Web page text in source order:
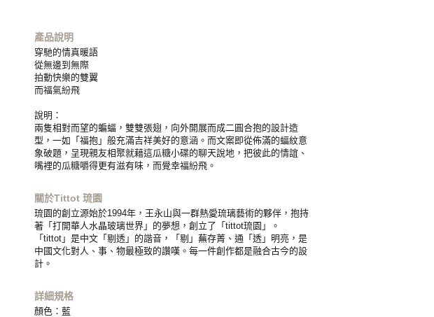
產品說明
穿馳的情真暖語
從無邊到無際
拍動快樂的雙翼
而福氣紛飛
說明：
兩隻相對而望的蝙蝠，雙雙張翅，向外開展而成二圓合抱的設計造
型，一如「福抱」般充滿吉祥美好的意涵。而文案即從佈滿的蝠紋意
象破題，呈現親友相聚就藉這瓜糖小碟的聊天說地，把彼此的情誼、
嘴裡的瓜糖嚼得更有滋有味，而覺幸福紛飛。
關於Tittot 琉園
琉園的創立源始於1994年，王永山與一群熱愛琉璃藝術的夥伴，抱持
著「打開華人水晶玻璃世界」的夢想，創立了「tittot琉園」。
「tittot」是中文「剔透」的諧音，「剔」蕪存菁、通「透」明亮，是
中國文化對人、事、物最極致的讚嘆。每一件創作都是融合古今的設
計。
詳細規格
顏色：藍